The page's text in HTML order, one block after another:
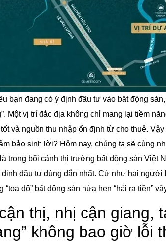
bạn đang có ý định đầu tư vào bất động
Một vị trí đắc địa không chỉ mang lại tiềm
và nguồn thu nhập ổn định từ cho thuê.
bảo sinh lời? Hôm nay, chúng ta sẽ cùng
trong bối cảnh thị trường bất động sản Việt
đầu tư đúng đắn nhất. Cứ như hai người
“tọa độ” bất động sản hứa hẹn “hái ra tiền”
thị, nhị cận giang,
không bao giờ lỗi